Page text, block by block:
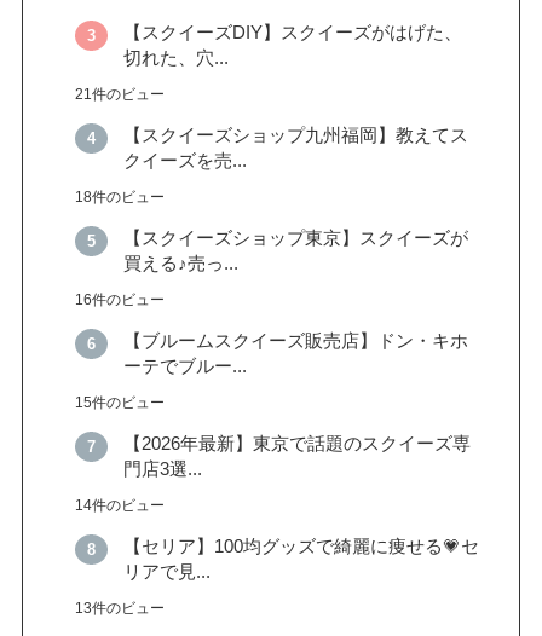
【スクイーズDIY】スクイーズがはげた、
切れた、穴...
21件のビュー
【スクイーズショップ九州福岡】教えてス
クイーズを売...
18件のビュー
【スクイーズショップ東京】スクイーズが
買える♪売っ...
16件のビュー
【ブルームスクイーズ販売店】ドン・キホ
ーテでブルー...
15件のビュー
【2026年最新】東京で話題のスクイーズ専
門店3選...
14件のビュー
【セリア】100均グッズで綺麗に痩せる💗セ
リアで見...
13件のビュー